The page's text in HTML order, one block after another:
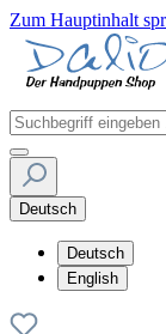
Zum Hauptinhalt
Deutsch
Deutsch
English